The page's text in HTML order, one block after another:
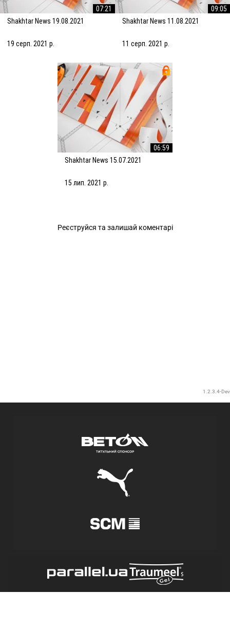
07:21
Shakhtar News 19.08.2021
19 серп. 2021 р.
09:05
Shakhtar News 11.08.2021
11 серп. 2021 р.
06:59
Shakhtar News 15.07.2021
15 лип. 2021 р.